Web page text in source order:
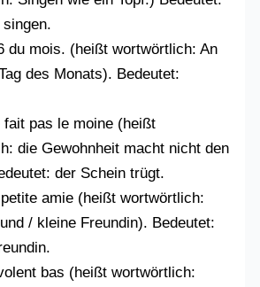
du mois. (heißt wortwörtlich: An
des Monats). Bedeutet:
fait pas le moine (heißt
die Gewohnheit macht nicht den
der Schein trügt.
amie (heißt wortwörtlich:
/ kleine Freundin). Bedeutet:
bas (heißt wortwörtlich: